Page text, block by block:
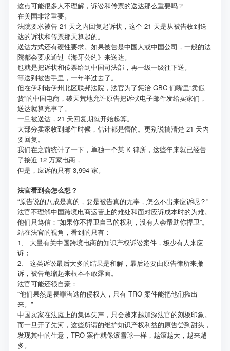
这点可能很多人不理解，诉讼和传票的送达那么重要吗？
在美国非常重要。
法院要求被告 21 天之内回复起诉状，这个 21 天是从被告收到送
达的诉状和传票那天算起的。
送达方式还有硬性要求。如果被告是中国人或中国公司，一般的法
院都会要求通过《海牙公约》来送达。
也就是把诉状和传票给到中国司法部，再一级一级往下送。
等送到被告手里，一年半过去了。
但在伊利诺伊州北区联邦法院，法官为了惩治 GBC 们嘴里“卖假
货”的中国电商，破天荒地允许原告把诉状电子邮件发给卖家们，
送达就算完事了。
一旦被送达，21 天回复期就开始起算。
大部分卖家收到邮件时候，估计都是懵的。更别说搞清楚 21 天内
要回复。
我们在之前统计了一下，单独一个某 K 律所，这些年来就已经告
了接近 12 万家电商，
但是，应诉的只有 3,994 家。
法官看到会怎么想？
“原告说的八成是真的，要是被告真的无辜，怎么不出来应诉呢？”
法官不理解中国跨境电商运营上的难处和面对应诉成本时的为难。
他们只笃信：“如果你不捍卫自己的权利，没有人会帮助你捍卫”。
站在法官的视角，看到的只有：
1、 大量有关中国跨境电商的知识产权诉讼案件，极少有人来应
诉；
2、 这类诉讼最后大多的结果是和解，最后还要由原告律所来撤
诉，被告龟缩起来根本不敢露面。
法官可能还很自豪：
“他们果然是畏罪潜逃的侵权人，只有 TRO 案件能把他们揪出
来。”
中国卖家在法庭上的集体失声，只会越来越加深法官的刻板印象。
而一旦开了先河，这些所谓的维护知识产权利益的原告尝到甜头，
发现其中的生意，TRO 案件就像滚雪球一样，越滚越大，越来越
多。